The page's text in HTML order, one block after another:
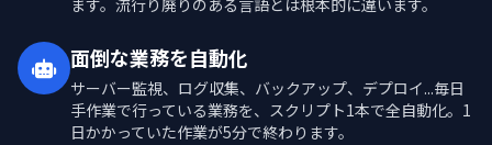
ます。流行り廃りのある言語とは根本的に違います。
面倒な業務を自動化
サーバー監視、ログ収集、バックアップ、デプロイ...毎日
手作業で行っている業務を、スクリプト1本で全自動化。1
日かかっていた作業が5分で終わります。